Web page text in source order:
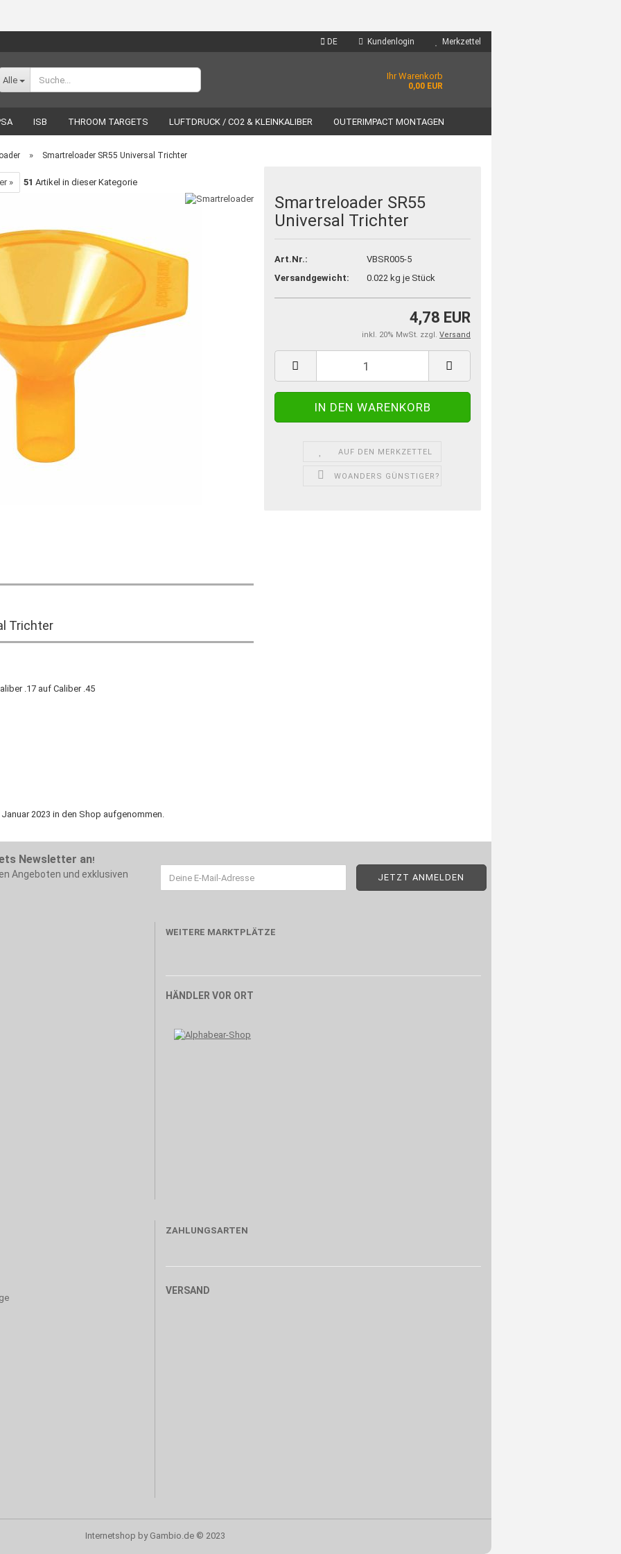
DE
Sprache auswählen
Kundenlogin Merkzettel
Alle Ihr Warenkorb
0,00 EUR
ISB THROOM TARGETS LUFTDRUCK / CO2 & KLEINKALIBER OUTERIMPACT MONTAGEN
WIEDERLADEN LUCKY SHOT
» Smartreloader SR55 Universal Trichter
» 51 Artikel in dieser Kategorie
Smartreloader SR55
Universal Trichter
Art.Nr.:
VBSR005-5
Versandgewicht:
0.022 kg je Stück
4,78 EUR
inkl. 20% MwSt. zzgl. Versand
AUF DEN MERKZETTEL
WOANDERS GÜNSTIGER?
Trichter
.17 auf Caliber .45
2023 in den Shop aufgenommen.
Newsletter an!
Angeboten und exklusiven
WEITERE MARKTPLÄTZE
HÄNDLER VOR ORT
ZAHLUNGSARTEN
VERSAND
Internetshop by Gambio.de © 2023